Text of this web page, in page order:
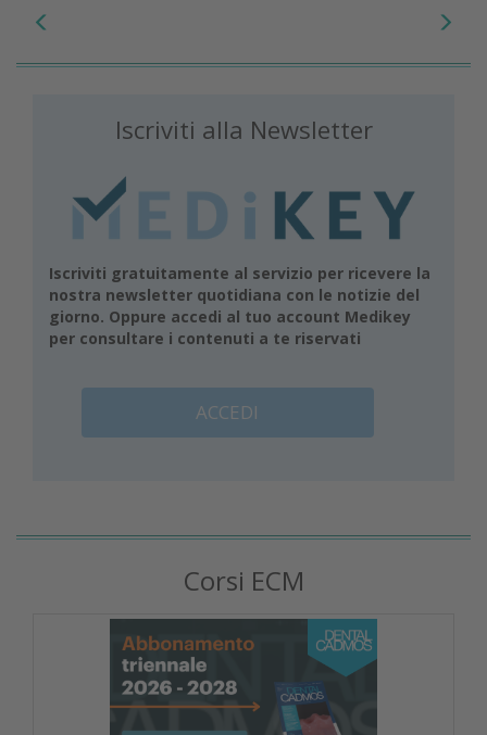
Iscriviti alla Newsletter
Iscriviti gratuitamente al servizio per ricevere la
nostra newsletter quotidiana con le notizie del
giorno. Oppure accedi al tuo account Medikey
per consultare i contenuti a te riservati
ACCEDI
Corsi ECM